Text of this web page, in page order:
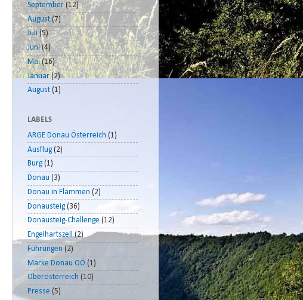
September(12)
August(7)
Juli(5)
Juni(4)
Mai(16)
Januar(2)
August (1)
LABELS
ARGE Donau Österreich (1)
Ausflug (2)
Burg (1)
Donau (3)
Donau in Flammen (2)
Donausteig (36)
Donausteig-Challenge (12)
Engelhartszell (2)
Führungen (2)
Marke Donau OÖ (1)
Oberösterreich (10)
Presse (5)